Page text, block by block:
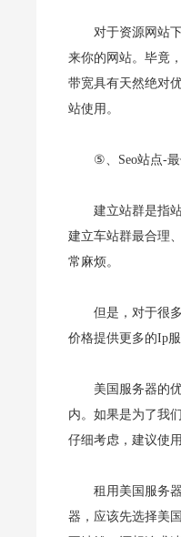
对于资源网站
来你的网站。毕竟
带宽具有天然绝对
站使用。
⑤、Seo站点-最
建立站群是指
建立车站群最合理
常麻烦。
但是，对于很
价格提供更多的Ip
美国服务器的
内。如果是为了我
仔细考虑，建议使
租用美国服务
器，应该先选择美